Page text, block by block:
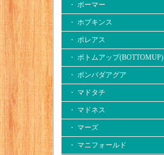
・ ボーマー
・ ホプキンス
・ ボレアス
・ ボトムアップ(BOTTOMUP)
・ ボンバダアグア
・ マドタチ
・ マドネス
・ マーズ
・ マニフォールド